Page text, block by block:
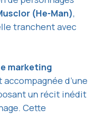
(He-Man),
tranchent avec
marketing
d’une
un récit inédit
Cette